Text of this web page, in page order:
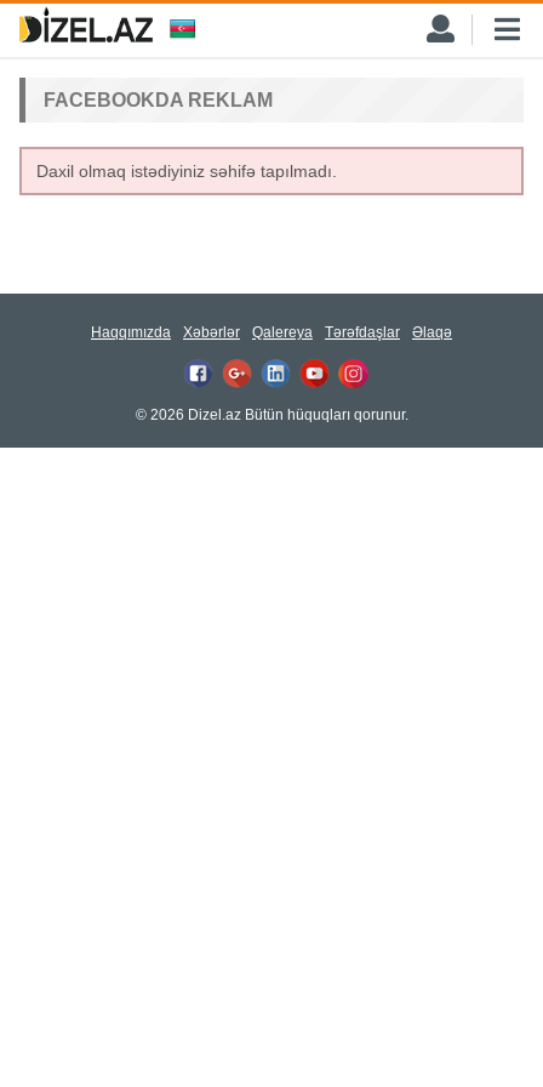
FACEBOOKDA REKLAM
Daxil olmaq istədiyiniz səhifə tapılmadı.
Haqqımızda Xəbərlər Qalereya Tərəfdaşlar Əlaqə
© 2026 Dizel.az Bütün hüquqları qorunur.